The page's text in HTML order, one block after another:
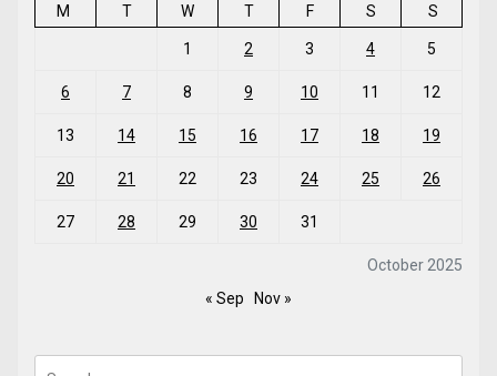
October 2025
M T W T F S S
1 2 3 4 5
6 7 8 9 10 11 12
13 14 15 16 17 18 19
20 21 22 23 24 25 26
27 28 29 30 31
« Sep Nov »